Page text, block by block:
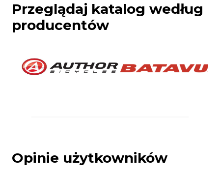
Przeglądaj katalog według
producentów
Opinie użytkowników